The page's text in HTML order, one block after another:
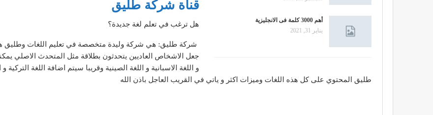
أهم 3000 كلمة فى الانجليزية
يناير 31, 2021
قناة شركة طليق
هل ترغب في تعلم لغة جديدة؟
شركة طليق: هي شركة وليدة متخصصة في تعليم اللغات وطليق
جعل الاشخاص العاديين يتحدثون بطلاقة مثل المتحدث الاصلي يمكنك
و اللغة الاسبانية و اللغة الصينية وقريبا سيتم اضافة اللغة التركية
طليق المحتوي على كل هذه اللغات وميزات اكثر و ياتي في القريب العاجل باذن الله